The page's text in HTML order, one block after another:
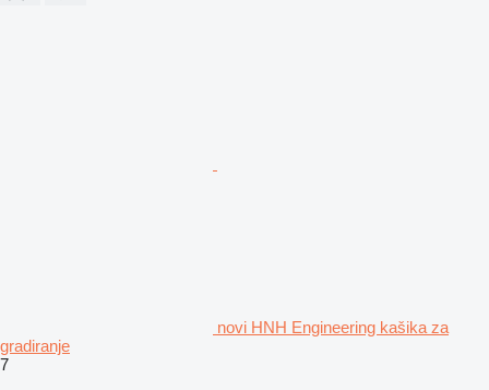
novi HNH Engineering kašika za
gradiranje
7